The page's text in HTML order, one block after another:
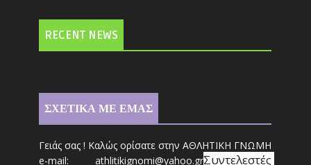
RECENT NEWS
ΣΧΕΤΙΚΑ ΜΕ ΕΜΑΣ
Γειάς σας ! Καλώς ορίσατε στην ΑΘΛΗΤΙΚΗ ΓΝΩΜΗ
e-mail: athlitikignomi@yahoo.grΣυντελεστές